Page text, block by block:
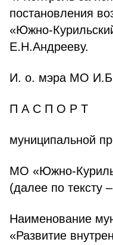
постановления
«Южно-
Е.Н.Андрееву.
И. о. мэра МО
П А С П О Р Т
муниципальной
МО «Южно-
(далее по тексту
Наименование
«Развитие